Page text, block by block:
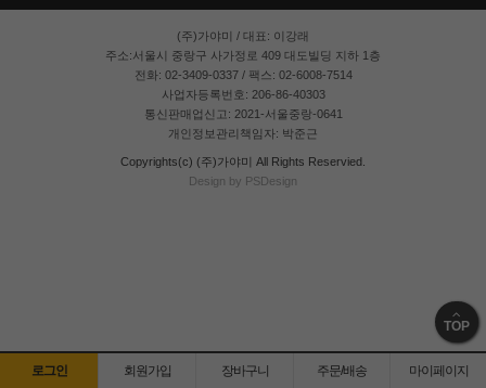
(주)가야미 / 대표: 이강래
주소:서울시 중랑구 사가정로 409 대도빌딩 지하 1층
전화: 02-3409-0337 / 팩스: 02-6008-7514
사업자등록번호: 206-86-40303
통신판매업신고: 2021-서울중랑-0641
개인정보관리책임자: 박준근
Copyrights(c) (주)가야미 All Rights Reservied.
Design by PSDesign
TOP
로그인 회원가입 장바구니 주문/배송 마이페이지